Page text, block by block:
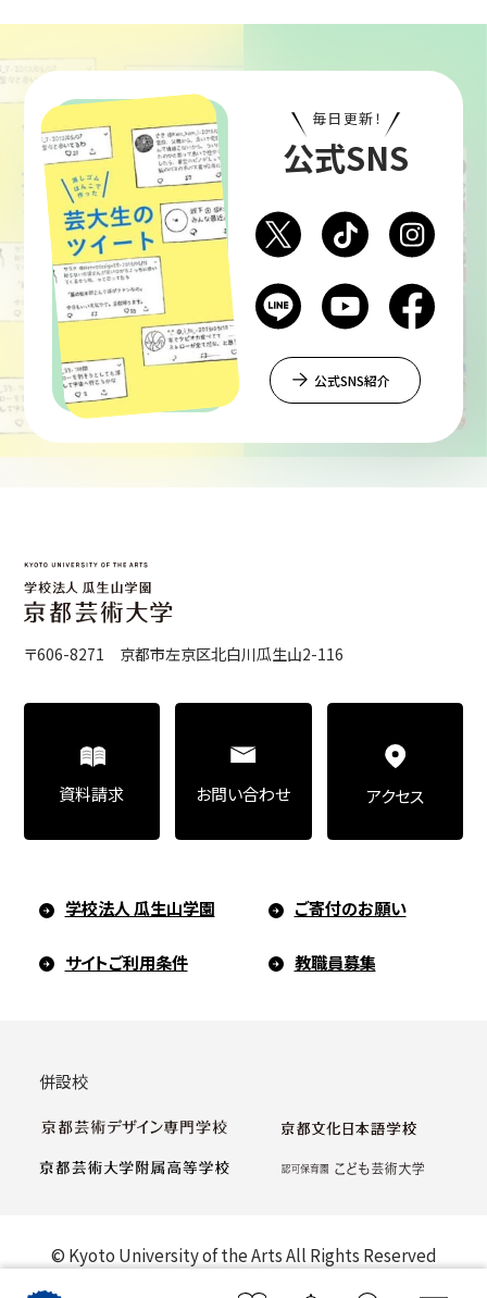
毎日更新！
公式SNS
公式SNS紹介
〒606-8271 京都市左京区北白川瓜生山2-116
学校法人 瓜生山学園 ご寄付のお願い
サイトご利用条件 教職員募集
資料請求 お問い合わせ アクセス
併設校
© Kyoto University of the Arts All Rights Reserved